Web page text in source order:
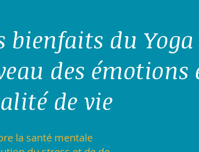
bienfaits du
des émotions
de vie
la santé mentale